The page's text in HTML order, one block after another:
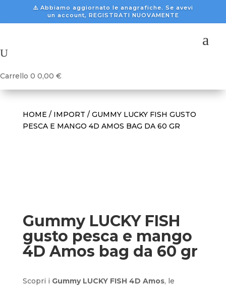
⚠️ Abbiamo aggiornato le anagrafiche. Se avevi
un account, REGISTRATI NUOVAMENTE
a
U
Carrello 0 0,00 €
HOME / IMPORT / GUMMY LUCKY FISH GUSTO
PESCA E MANGO 4D AMOS BAG DA 60 GR
Gummy LUCKY FISH
gusto pesca e mango
4D Amos bag da 60 gr
Scopri i Gummy LUCKY FISH 4D Amos, le